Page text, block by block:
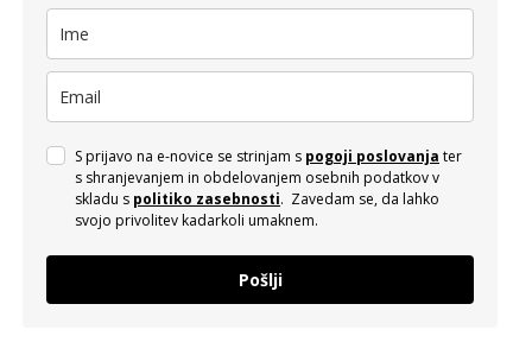
S prijavo na e-novice se strinjam s pogoji poslovanja ter
s shranjevanjem in obdelovanjem osebnih podatkov v
skladu s politiko zasebnosti. Zavedam se, da lahko
svojo privolitev kadarkoli umaknem.
Pošlji